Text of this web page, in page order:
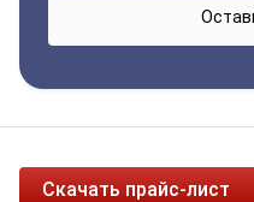
Скачать прайс-лист